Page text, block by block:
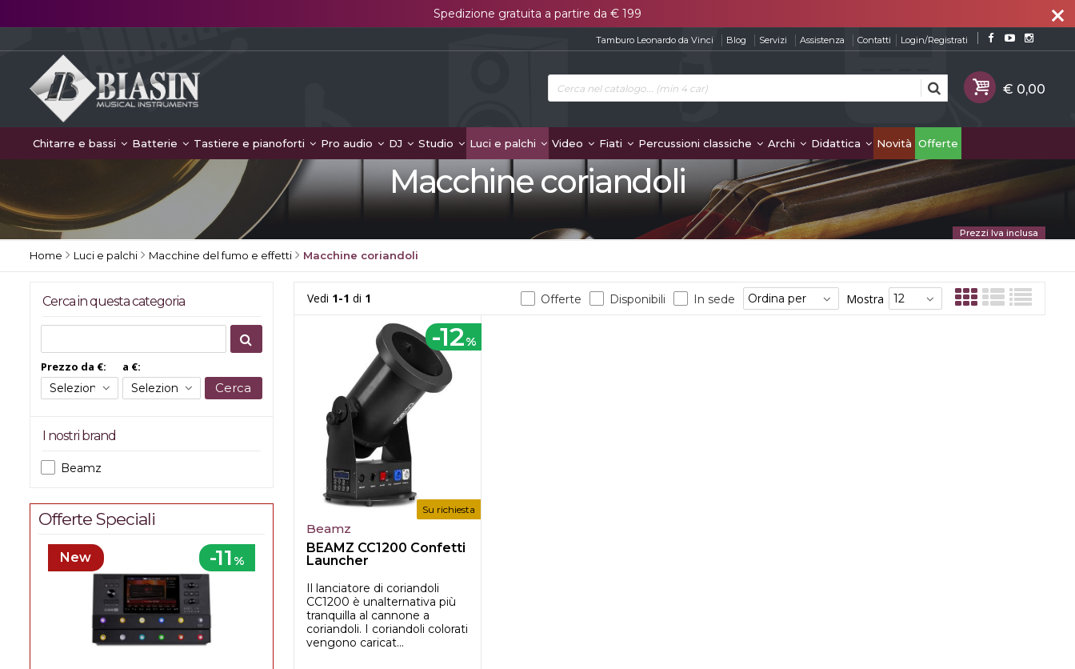
close
Spedizione gratuita a partire da € 199
Tamburo Leonardo da Vinci Blog Servizi Assistenza Contatti Login/Registrati
Chitarre e bassi Batterie Tastiere e pianoforti Pro audio DJ Studio Luci e palchi Video Fiati Percussioni classiche Archi Didattica Novità Offerte
Macchine coriandoli
Prezzi Iva inclusa
Home Luci e palchi Macchine del fumo e effetti Macchine coriandoli
Vedi 1-1 di 1 Mostra
Offerte Disponibili In sede
-12%
Su richiesta
Beamz
BEAMZ CC1200 Confetti
Launcher
Il lanciatore di coriandoli
CC1200 è unalternativa più
tranquilla al cannone a
coriandoli. I coriandoli colorati
vengono caricat...
Cerca in questa categoria
Prezzo da €: a €:
Cerca
I nostri brand
Beamz
Offerte Speciali
-11 %
New